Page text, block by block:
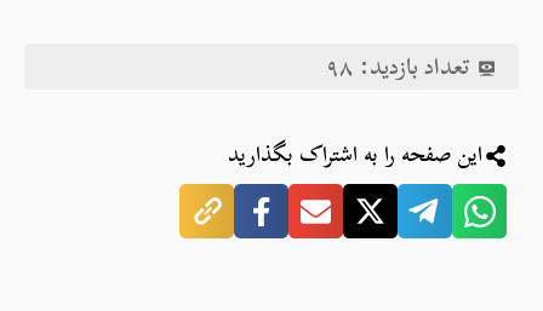
تعداد بازدید: ۹۸
این صفحه را به اشتراک بگذارید